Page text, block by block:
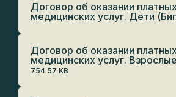
Договор об оказании
медицинских услуг. Дети
Договор об оказании
медицинских услуг.
754.57 KB